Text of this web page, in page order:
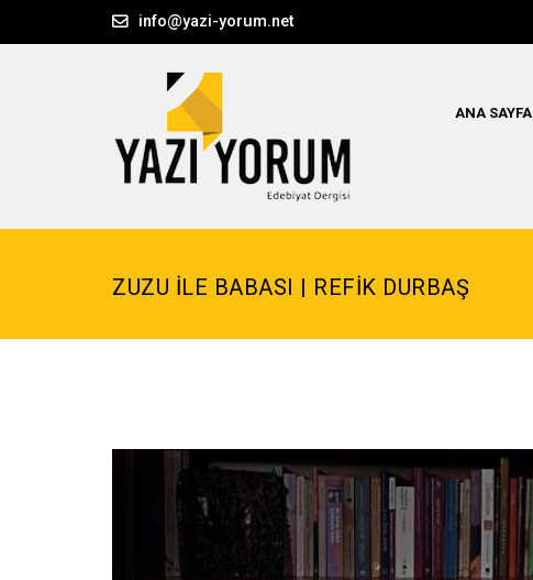
info@yazi-yorum.net
ANA SAYFA
ZUZU İLE BABASI | REFİK DURBAŞ